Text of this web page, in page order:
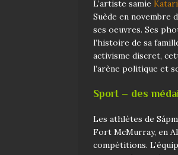
L’artiste samie
Suède en novembre
ses oeuvres. Ses
l’histoire de sa
activisme discret,
l’arène politique et
Sport – des
Les athlètes de
Fort McMurray, en
compétitions.